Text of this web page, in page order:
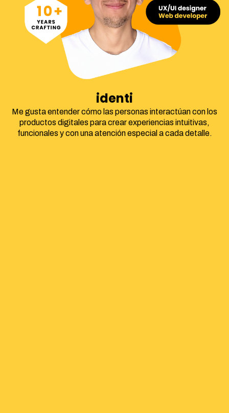
identidad corpor
Me gusta entender cómo las personas interactúan con los
productos digitales para crear experiencias intuitivas,
funcionales y con una atención especial a cada detalle.